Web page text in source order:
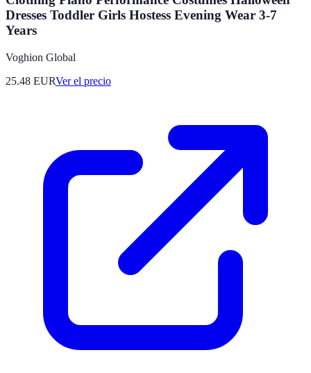
Dresses Toddler Girls Hostess Evening Wear 3-7
Years
Voghion Global
25.48 EURVer el precio